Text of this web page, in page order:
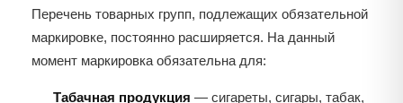
Перечень товарных групп, подлежащих обязательной
маркировке, постоянно расширяется. На данный
момент маркировка обязательна для:
Табачная продукция — сигареты, сигары, табак,